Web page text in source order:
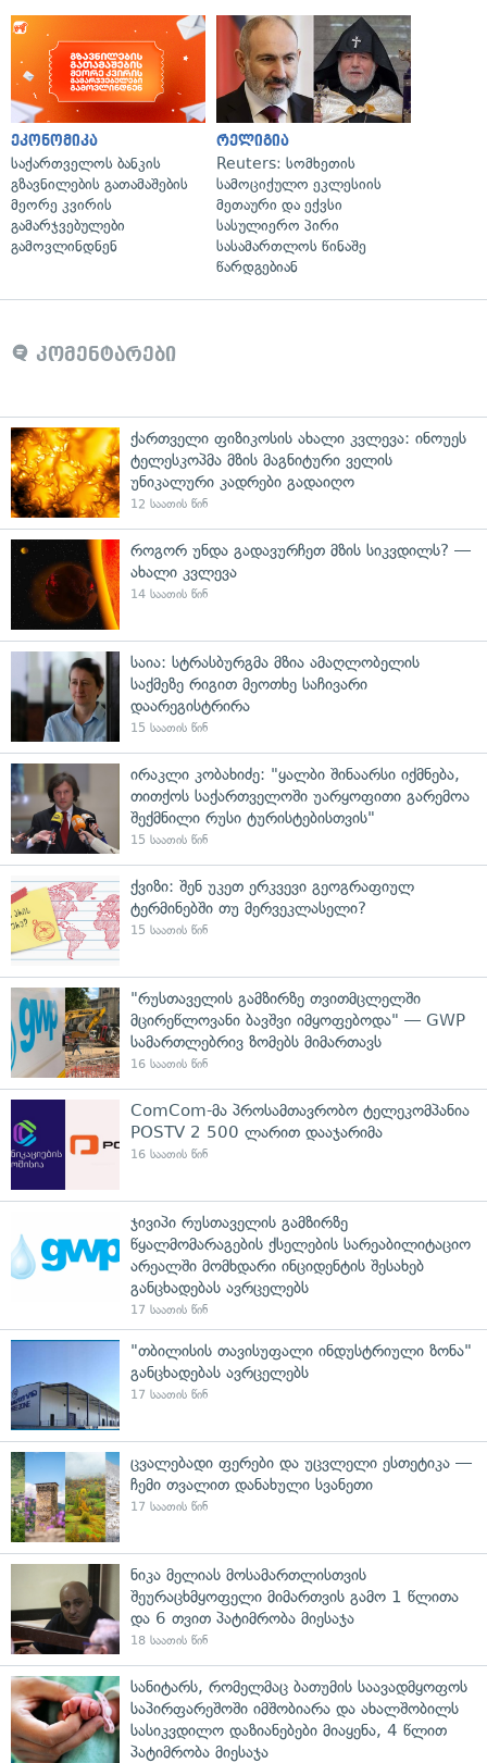
ეკონომიკა
საქართველოს ბანკის
გზავნილების გათამაშების
მეორე კვირის
გამარჯვებულები
გამოვლინდნენ
რელიგია
Reuters: სომხეთის
სამოციქულო ეკლესიის
მეთაური და ექვსი
სასულიერო პირი
სასამართლოს წინაშე
წარდგებიან
კომენტარები
ქართველი ფიზიკოსის ახალი კვლევა: ინოუეს
ტელესკოპმა მზის მაგნიტური ველის
უნიკალური კადრები გადაიღო
12 საათის წინ
როგორ უნდა გადავურჩეთ მზის სიკვდილს? —
ახალი კვლევა
14 საათის წინ
საია: სტრასბურგმა მზია ამაღლობელის
საქმეზე რიგით მეოთხე საჩივარი
დაარეგისტრირა
15 საათის წინ
ირაკლი კობახიძე: "ყალბი შინაარსი იქმნება,
თითქოს საქართველოში უარყოფითი გარემოა
შექმნილი რუსი ტურისტებისთვის"
15 საათის წინ
ქვიზი: შენ უკეთ ერკვევი გეოგრაფიულ
ტერმინებში თუ მერვეკლასელი?
15 საათის წინ
"რუსთაველის გამზირზე თვითმცლელში
მცირეწლოვანი ბავშვი იმყოფებოდა" — GWP
სამართლებრივ ზომებს მიმართავს
16 საათის წინ
ComCom-მა პროსამთავრობო ტელეკომპანია
POSTV 2 500 ლარით დააჯარიმა
16 საათის წინ
ჯივიპი რუსთაველის გამზირზე
წყალმომარაგების ქსელების სარეაბილიტაციო
არეალში მომხდარი ინციდენტის შესახებ
განცხადებას ავრცელებს
17 საათის წინ
"თბილისის თავისუფალი ინდუსტრიული ზონა"
განცხადებას ავრცელებს
17 საათის წინ
ცვალებადი ფერები და უცვლელი ესთეტიკა —
ჩემი თვალით დანახული სვანეთი
17 საათის წინ
ნიკა მელიას მოსამართლისთვის
შეურაცხმყოფელი მიმართვის გამო 1 წლითა
და 6 თვით პატიმრობა მიესაჯა
18 საათის წინ
სანიტარს, რომელმაც ბათუმის საავადმყოფოს
საპირფარეშოში იმშობიარა და ახალშობილს
სასიკვდილო დაზიანებები მიაყენა, 4 წლით
პატიმრობა მიესაჯა